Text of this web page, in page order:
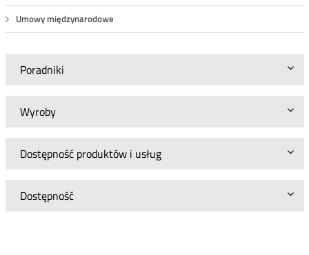
Umowy międzynarodowe
Poradniki
Wyroby
Dostępność produktów i usług
Dostępność